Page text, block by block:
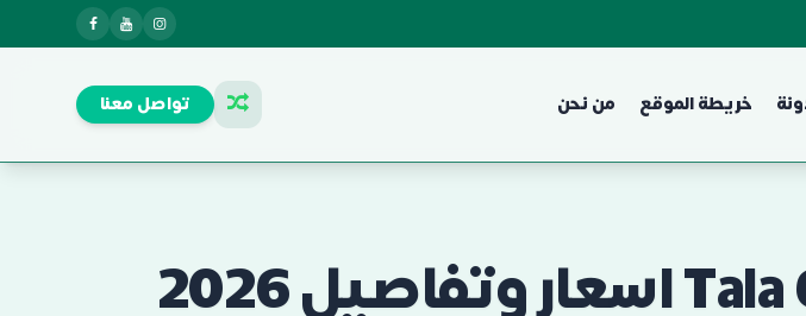
خريطة الموقع من نحن تواصل معنا